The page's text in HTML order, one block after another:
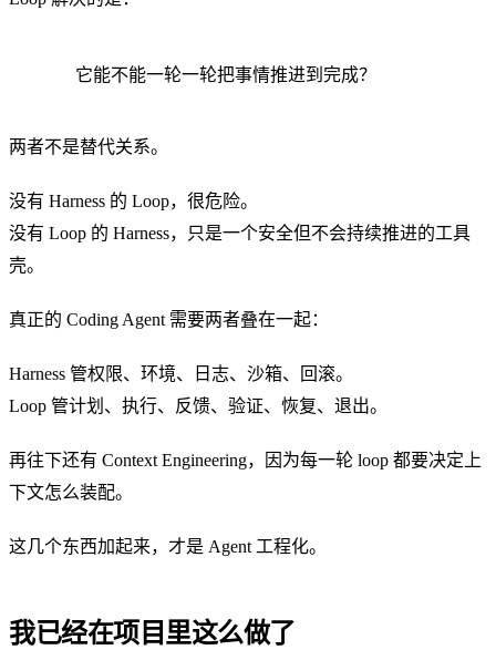
它能不能一轮一轮把事情推进到完成？
两者不是替代关系。
没有 Harness 的 Loop，很危险。
没有 Loop 的 Harness，只是一个安全但不会持续推进的工具
壳。
真正的 Coding Agent 需要两者叠在一起：
Harness 管权限、环境、日志、沙箱、回滚。
Loop 管计划、执行、反馈、验证、恢复、退出。
再往下还有 Context Engineering，因为每一轮 loop 都要决定上
下文怎么装配。
这几个东西加起来，才是 Agent 工程化。
我已经在项目里这么做了